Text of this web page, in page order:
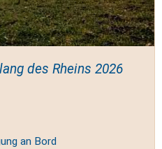
des Rheins 2026
an Bord